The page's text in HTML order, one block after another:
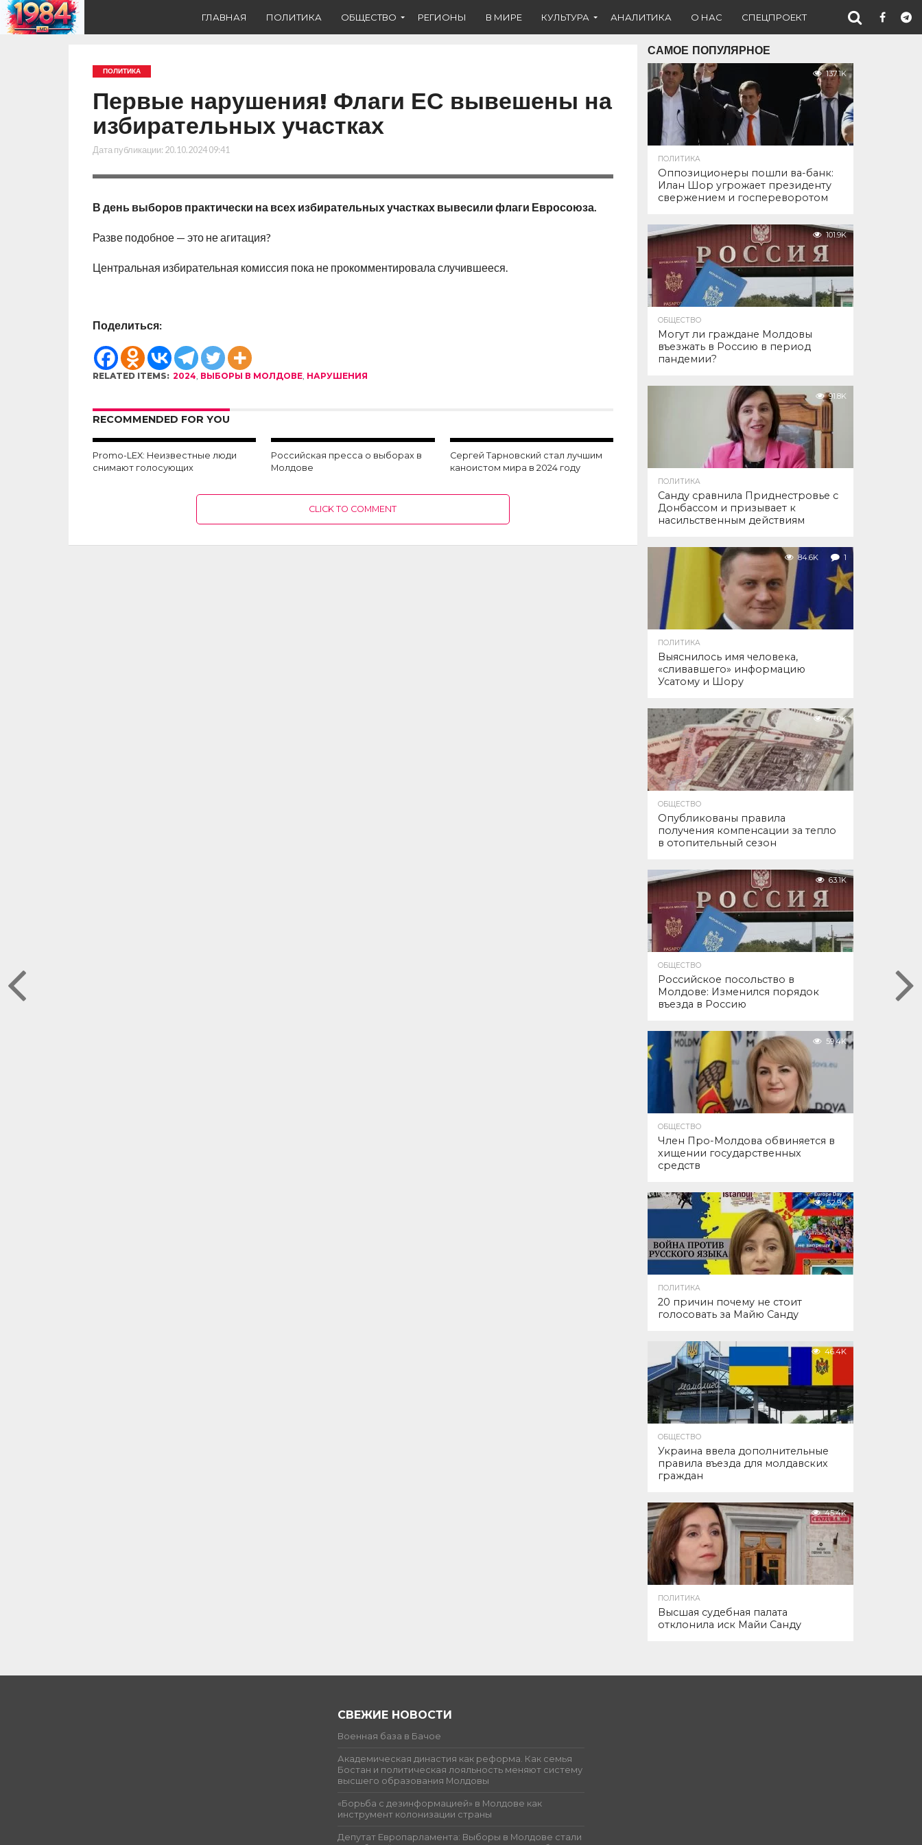
ГЛАВНАЯ ПОЛИТИКА ОБЩЕСТВО РЕГИОНЫ В МИРЕ КУЛЬТУРА АНАЛИТИКА О НАС СПЕЦПРОЕКТ
ПОЛИТИКА
Первые нарушения! Флаги ЕС вывешены на
избирательных участках
Дата публикации: 20.10.2024 09:41
В день выборов практически на всех избирательных участках вывесили флаги Евросоюза.
Разве подобное — это не агитация?
Центральная избирательная комиссия пока не прокомментировала случившееся.
Поделиться:
RELATED ITEMS: 2024, ВЫБОРЫ В МОЛДОВЕ, НАРУШЕНИЯ
RECOMMENDED FOR YOU
Promo-LEX: Неизвестные люди
снимают голосующих
Российская пресса о выборах в
Молдове
Сергей Тарновский стал лучшим
каноистом мира в 2024 году
CLICK TO COMMENT
САМОЕ ПОПУЛЯРНОЕ
137.1K
ПОЛИТИКА
Оппозиционеры пошли ва-банк:
Илан Шор угрожает президенту
свержением и госпереворотом
101.9K
ОБЩЕСТВО
Могут ли граждане Молдовы
въезжать в Россию в период
пандемии?
91.8K
ПОЛИТИКА
Санду сравнила Приднестровье с
Донбассом и призывает к
насильственным действиям
84.6K 1
ПОЛИТИКА
Выяснилось имя человека,
«сливавшего» информацию
Усатому и Шору
77.0K
ОБЩЕСТВО
Опубликованы правила
получения компенсации за тепло
в отопительный сезон
63.1K
ОБЩЕСТВО
Российское посольство в
Молдове: Изменился порядок
въезда в Россию
59.4K
ОБЩЕСТВО
Член Про-Молдова обвиняется в
хищении государственных
средств
52.9K
ПОЛИТИКА
20 причин почему не стоит
голосовать за Майю Санду
46.4K
ОБЩЕСТВО
Украина ввела дополнительные
правила въезда для молдавских
граждан
45.4K
ПОЛИТИКА
Высшая судебная палата
отклонила иск Майи Санду
СВЕЖИЕ НОВОСТИ
Военная база в Бачое
Академическая династия как реформа. Как семья
Бостан и политическая лояльность меняют систему
высшего образования Молдовы
«Борьба с дезинформацией» в Молдове как
инструмент колонизации страны
Депутат Европарламента: Выборы в Молдове стали